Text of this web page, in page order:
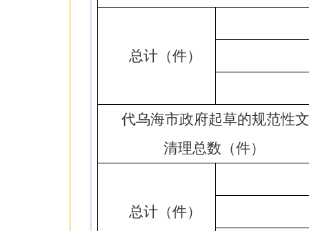
总计（件）
代乌海市政府起草的规范性
清理总数（件）
总计（件）